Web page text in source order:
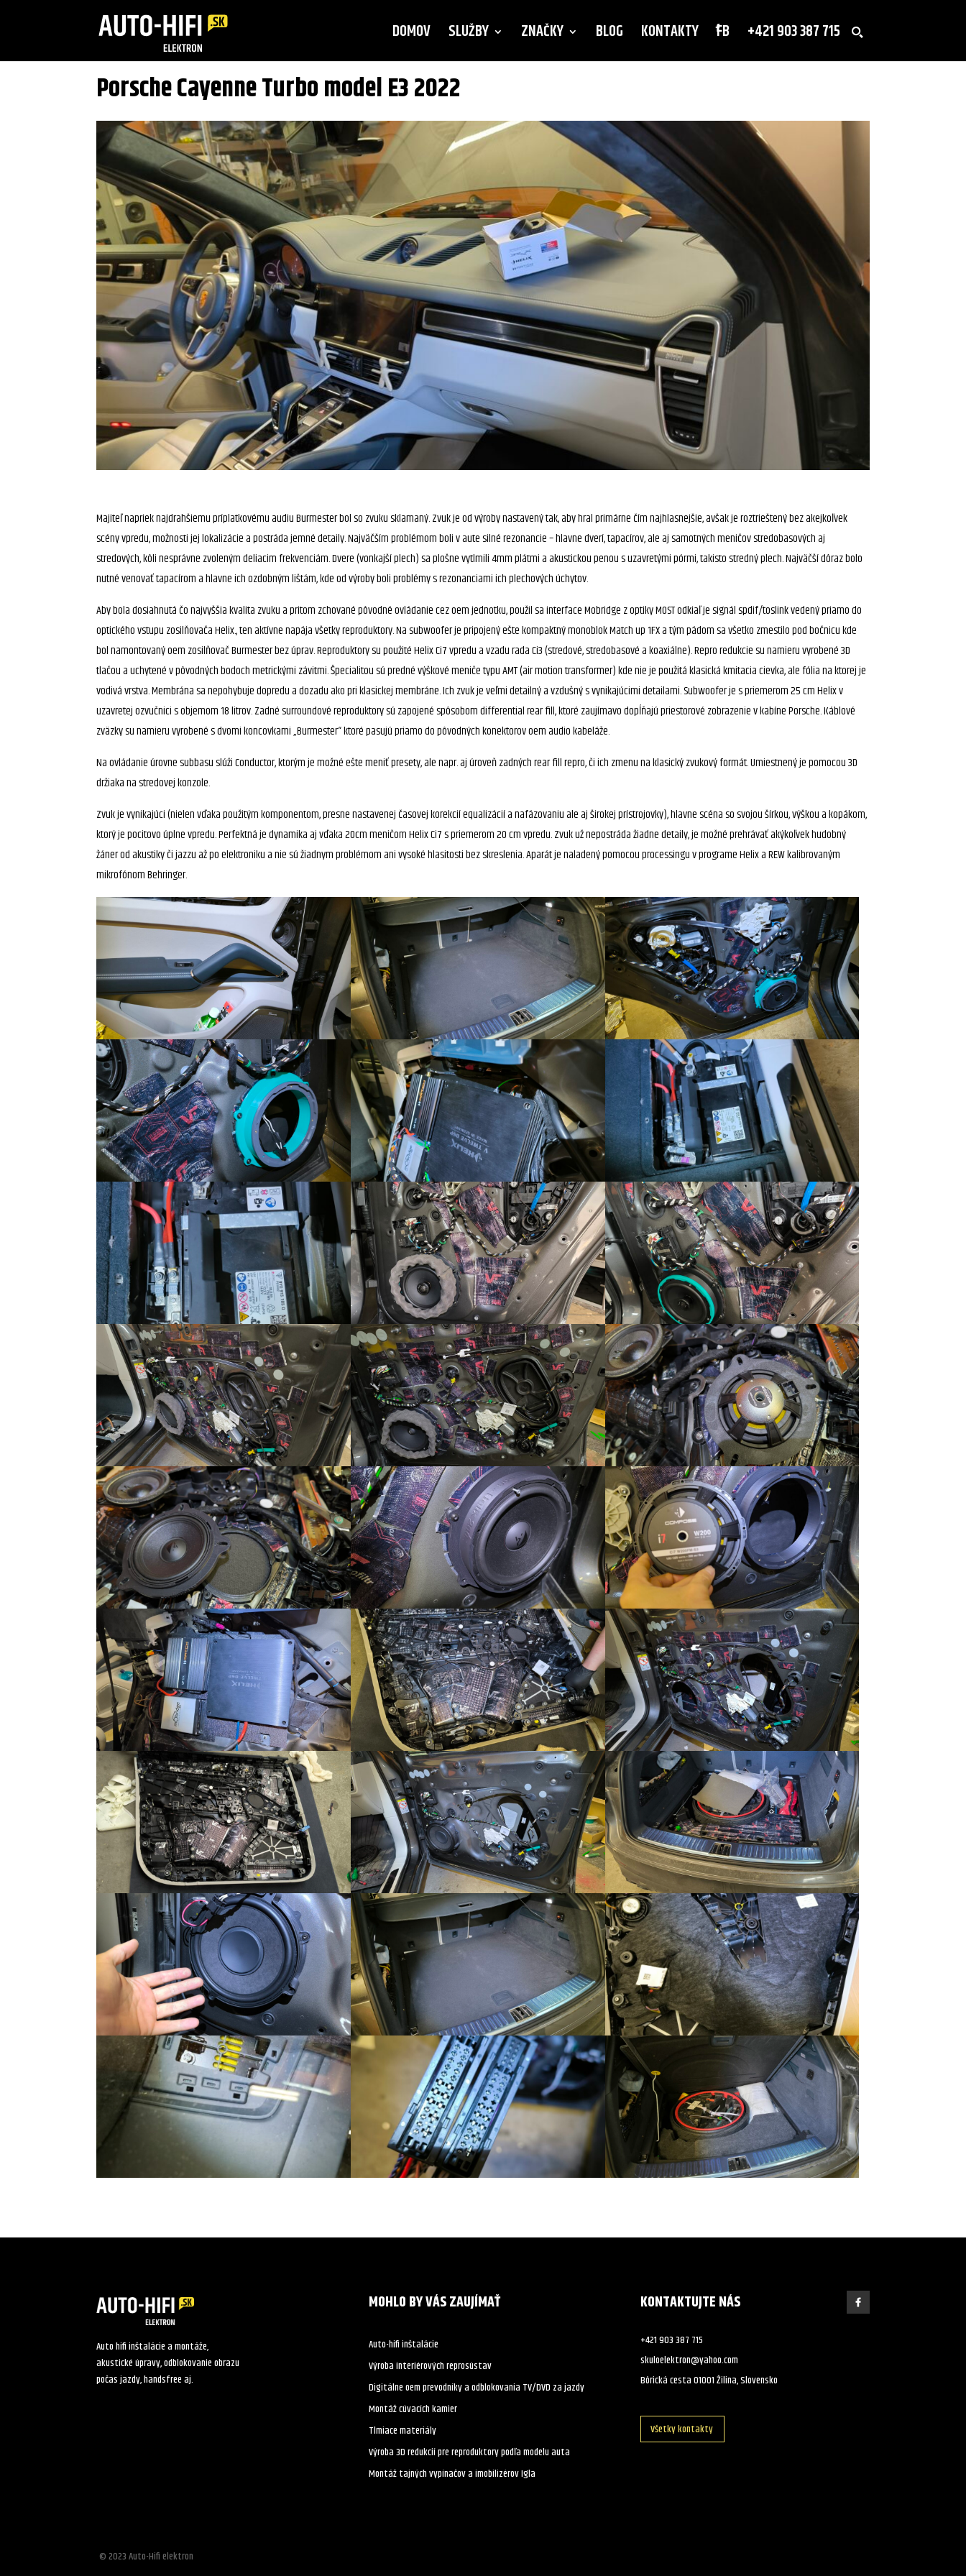
DOMOV SLUŽBY ZNAČKY BLOG KONTAKTY FB +421 903 387 715
Porsche Cayenne Turbo model E3 2022
Majiteľ napriek najdrahšiemu príplatkovému audiu Burmester bol so zvuku sklamaný. Zvuk je od výroby nastavený tak, aby hral primárne čím najhlasnejšie, avšak je roztrieštený bez akejkoľvek
scény vpredu, možnosti jej lokalizácie a postráda jemné detaily. Najväčším problémom boli v aute silné rezonancie – hlavne dverí, tapacírov, ale aj samotných meničov stredobasových aj
stredových, kôli nesprávne zvoleným deliacim frekvenciám. Dvere (vonkajší plech) sa plošne vytlmili 4mm plátmi a akustickou penou s uzavretými pórmi, takisto stredný plech. Najväčší dôraz bolo
nutné venovať tapacírom a hlavne ich ozdobným lištám, kde od výroby boli problémy s rezonanciami ich plechových úchytov.
Aby bola dosiahnutá čo najvyššia kvalita zvuku a pritom zchované pôvodné ovládanie cez oem jednotku, použil sa interface Mobridge z optiky MOST odkiaľ je signál spdif/toslink vedený priamo do
optického vstupu zosilňovača Helix., ten aktívne napája všetky reproduktory. Na subwoofer je pripojený ešte kompaktný monoblok Match up 1FX a tým pádom sa všetko zmestilo pod bočnicu kde
bol namontovaný oem zosilňovač Burmester bez úprav. Reproduktory su použité Helix Ci7 vpredu a vzadu rada Ci3 (stredové, stredobasové a koaxiálne). Repro redukcie su namieru vyrobené 3D
tlačou a uchytené v pôvodných bodoch metrickými závitmi. Špecialitou sú predné výškové meniče typu AMT (air motion transformer) kde nie je použitá klasická kmitacia cievka, ale fólia na ktorej je
vodivá vrstva. Membrána sa nepohybuje dopredu a dozadu ako pri klasickej membráne. Ich zvuk je veľmi detailný a vzdušný s vynikajúcimi detailami. Subwoofer je s priemerom 25 cm Helix v
uzavretej ozvučnici s objemom 18 litrov. Zadné surroundové reproduktory sú zapojené spôsobom differential rear fill, ktoré zaujímavo dopĺňajú priestorové zobrazenie v kabíne Porsche. Káblové
zväzky su namieru vyrobené s dvomi koncovkami „Burmester“ ktoré pasujú priamo do pôvodných konektorov oem audio kabeláže.
Na ovládanie úrovne subbasu slúži Conductor, ktorým je možné ešte meniť presety, ale napr. aj úroveň zadných rear fill repro, či ich zmenu na klasický zvukový formát. Umiestnený je pomocou 3D
držiaka na stredovej konzole.
Zvuk je vynikajúci (nielen vďaka použitým komponentom, presne nastavenej časovej korekcií equalizácií a nafázovaniu ale aj širokej prístrojovky), hlavne scéna so svojou šírkou, výškou a kopákom,
ktorý je pocitovo úplne vpredu. Perfektná je dynamika aj vďaka 20cm meničom Helix Ci7 s priemerom 20 cm vpredu. Zvuk už nepostráda žiadne detaily, je možné prehrávať akýkoľvek hudobný
žáner od akustiky či jazzu až po elektroniku a nie sú žiadnym problémom ani vysoké hlasitosti bez skreslenia. Aparát je naladený pomocou processingu v programe Helix a REW kalibrovaným
mikrofónom Behringer.
Auto hifi inštalácie a montáže,
akustické úpravy, odblokovanie obrazu
počas jazdy, handsfree aj.
MOHLO BY VÁS ZAUJÍMAŤ
Auto-hifi inštalácie
Výroba interiérových reprosústav
Digitálne oem prevodníky a odblokovania TV/DVD za jazdy
Montáž cúvacích kamier
Tlmiace materiály
Výroba 3D redukcií pre reproduktory podľa modelu auta
Montáž tajných vypínačov a imobilizérov Igla
KONTAKTUJTE NÁS
+421 903 387 715
skuloelektron@yahoo.com
Bôrická cesta 01001 Žilina, Slovensko
Všetky kontakty
© 2023 Auto-Hifi elektron